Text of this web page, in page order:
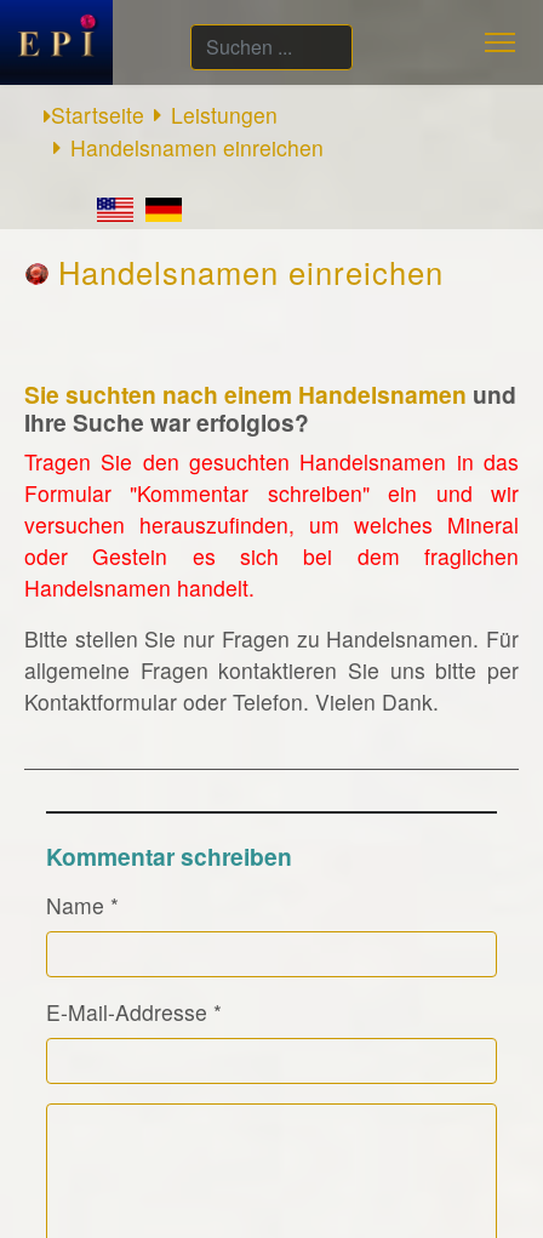
Suchen
...
Startseite
Leistungen
Handelsnamen einreichen
Handelsnamen einreichen
Sie suchten nach einem Handelsnamen und
Ihre Suche war erfolglos?
Tragen Sie den gesuchten Handelsnamen in das
Formular "Kommentar schreiben" ein und wir
versuchen herauszufinden, um welches Mineral
oder Gestein es sich bei dem fraglichen
Handelsnamen handelt.
Bitte stellen Sie nur Fragen zu Handelsnamen. Für
allgemeine Fragen kontaktieren Sie uns bitte per
Kontaktformular oder Telefon. Vielen Dank.
Kommentar schreiben
Name *
E-Mail-Addresse *
Kommentar Text